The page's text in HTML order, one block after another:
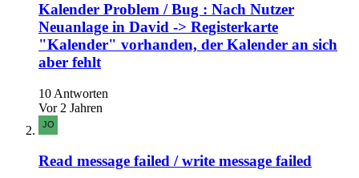
Kalender Problem / Bug : Nach Nutzer
Neuanlage in David -> Registerkarte
"Kalender" vorhanden, der Kalender an sich
aber fehlt
10 Antworten
Vor 2 Jahren
Read message failed / write message failed